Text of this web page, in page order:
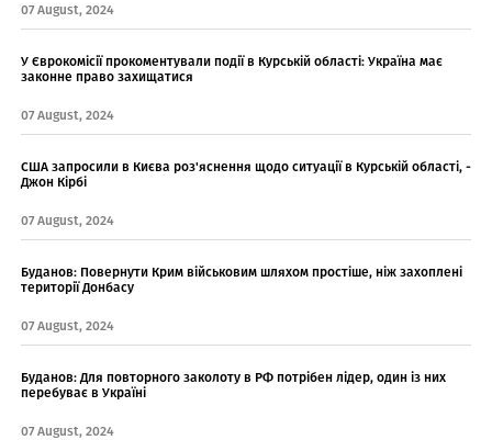
07 August, 2024
У Єврокомісії прокоментували події в Курській області: Україна має
законне право захищатися
07 August, 2024
США запросили в Києва роз'яснення щодо ситуації в Курській області, -
Джон Кірбі
07 August, 2024
Буданов: Повернути Крим військовим шляхом простіше, ніж захоплені
території Донбасу
07 August, 2024
Буданов: Для повторного заколоту в РФ потрібен лідер, один із них
перебуває в Україні
07 August, 2024